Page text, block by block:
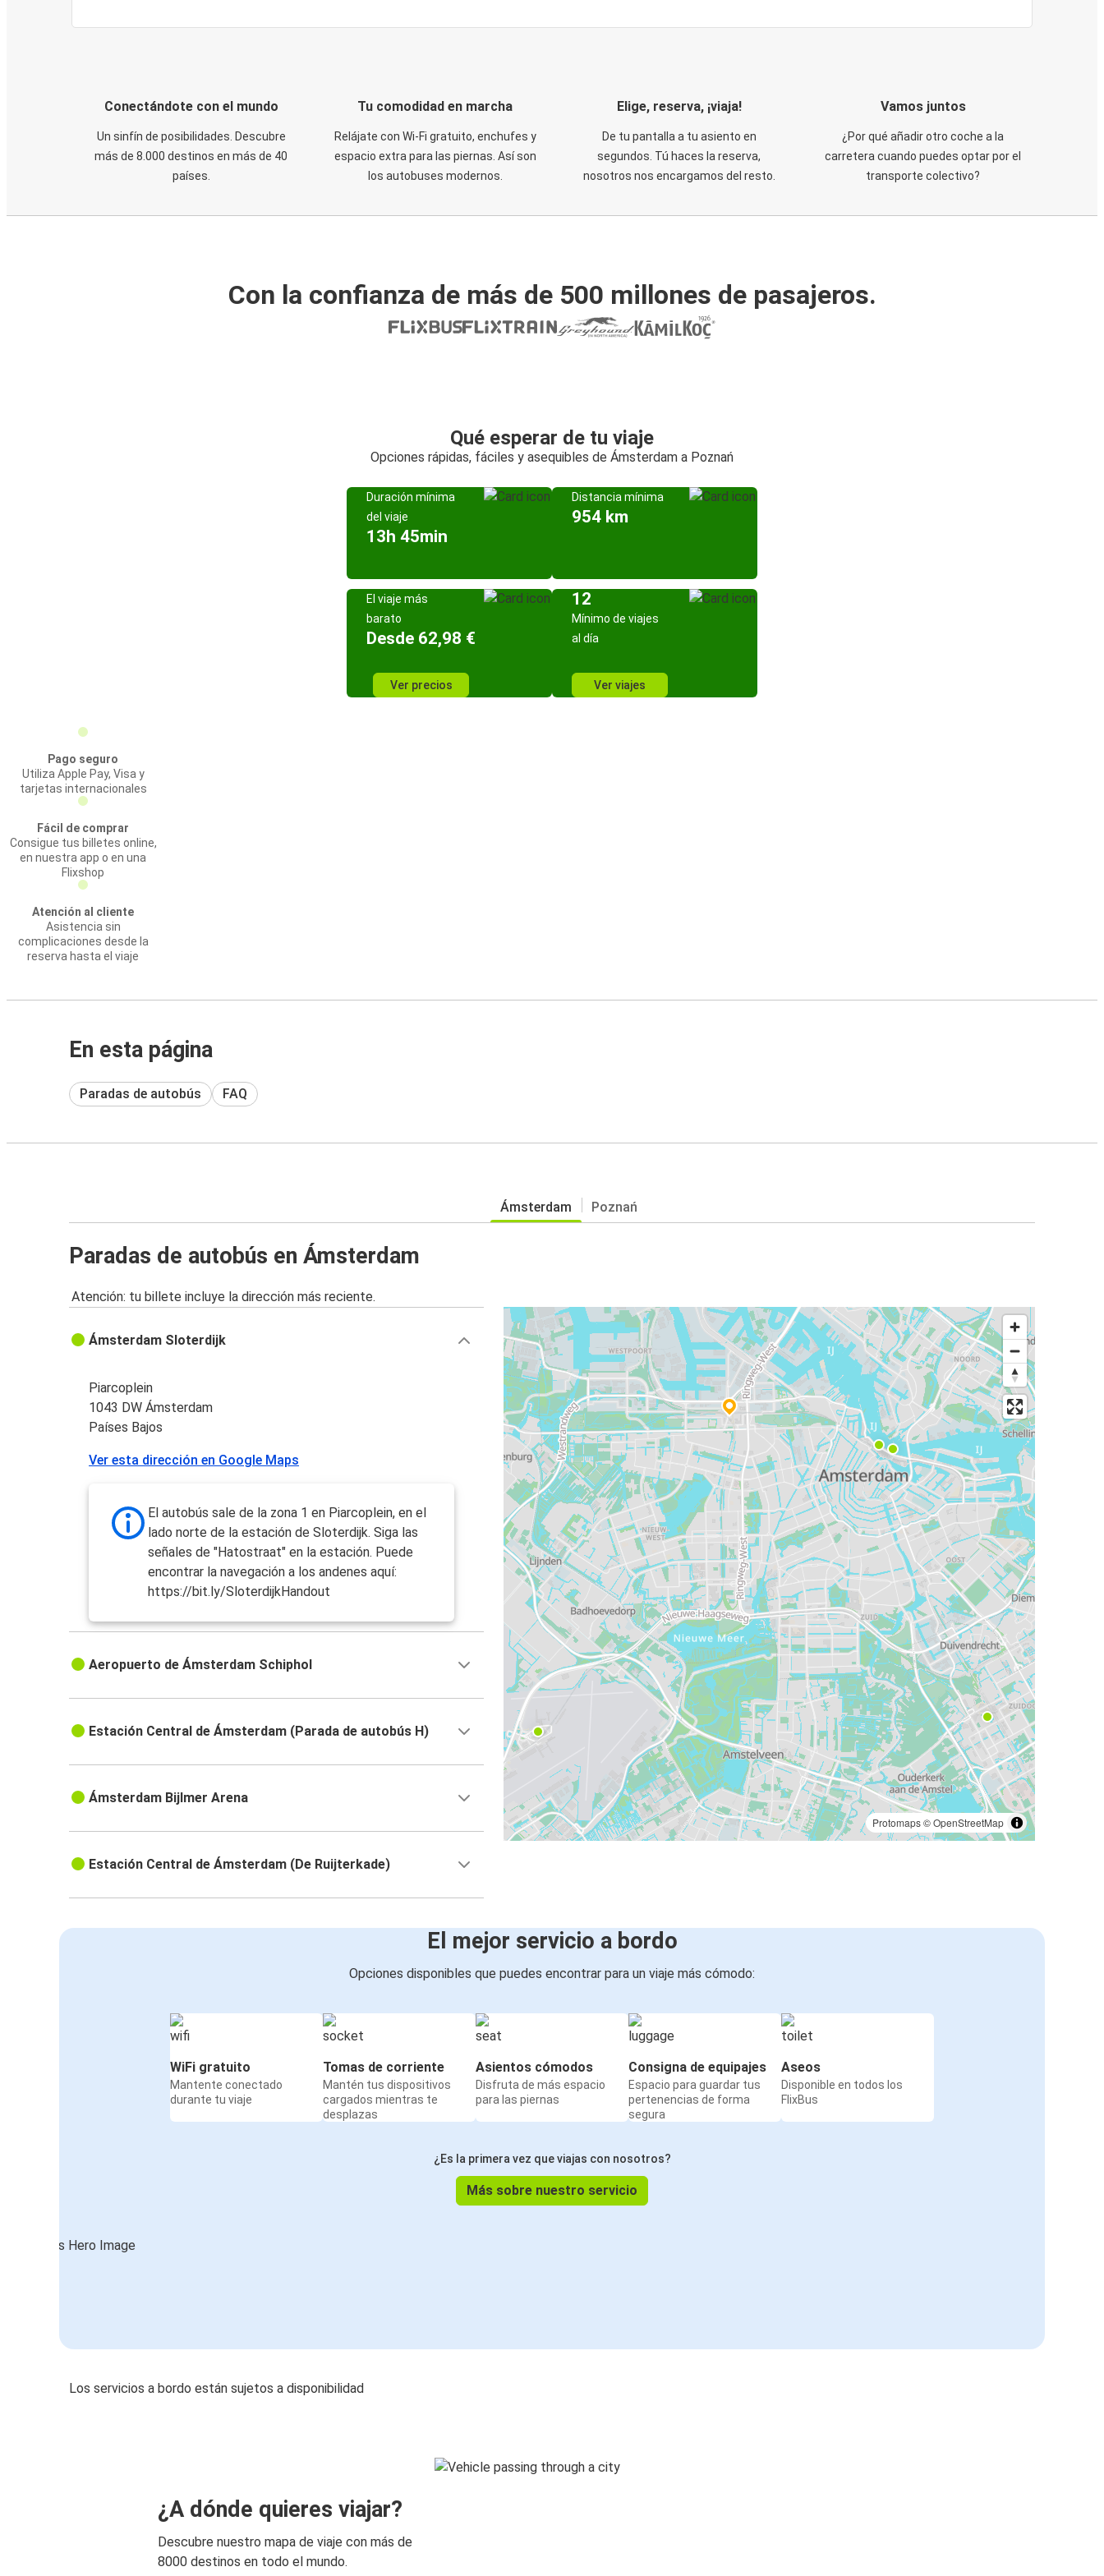
Conectándote con el mundo
Un sinfín de posibilidades. Descubre
más de 8.000 destinos en más de 40
países.
Tu comodidad en marcha
Relájate con Wi-Fi gratuito, enchufes y
espacio extra para las piernas. Así son
los autobuses modernos.
Elige, reserva, ¡viaja!
De tu pantalla a tu asiento en
segundos. Tú haces la reserva,
nosotros nos encargamos del resto.
Vamos juntos
¿Por qué añadir otro coche a la
carretera cuando puedes optar por el
transporte colectivo?
Con la confianza de más de 500 millones de pasajeros.
Qué esperar de tu viaje
Opciones rápidas, fáciles y asequibles de Ámsterdam a Poznań
Duración mínima
del viaje
13h 45min
Distancia mínima
954 km
El viaje más
barato
Desde 62,98 €
Ver precios
12
Mínimo de viajes
al día
Ver viajes
Pago seguro
Utiliza Apple Pay, Visa y
tarjetas internacionales
Fácil de comprar
Consigue tus billetes online,
en nuestra app o en una
Flixshop
Atención al cliente
Asistencia sin
complicaciones desde la
reserva hasta el viaje
En esta página
Paradas de autobús FAQ
Ámsterdam Poznań
Paradas de autobús en Ámsterdam
Atención: tu billete incluye la dirección más reciente.
Protomaps©OpenStreetMap
Ámsterdam Sloterdijk
Piarcoplein
1043 DW Ámsterdam
Países Bajos
Ver esta dirección en Google Maps
El autobús sale de la zona 1 en Piarcoplein, en el
lado norte de la estación de Sloterdijk. Siga las
señales de "Hatostraat" en la estación. Puede
encontrar la navegación a los andenes aquí:
https://bit.ly/SloterdijkHandout
Aeropuerto de Ámsterdam Schiphol
Estación Central de Ámsterdam (Parada de autobús H)
Ámsterdam Bijlmer Arena
Estación Central de Ámsterdam (De Ruijterkade)
El mejor servicio a bordo
Opciones disponibles que puedes encontrar para un viaje más cómodo:
WiFi gratuito
Mantente conectado
durante tu viaje
Tomas de corriente
Mantén tus dispositivos
cargados mientras te
desplazas
Asientos cómodos
Disfruta de más espacio
para las piernas
Consigna de equipajes
Espacio para guardar tus
pertenencias de forma
segura
Aseos
Disponible en todos los
FlixBus
¿Es la primera vez que viajas con nosotros?
Más sobre nuestro servicio
Los servicios a bordo están sujetos a disponibilidad
¿A dónde quieres viajar?
Descubre nuestro mapa de viaje con más de
8000 destinos en todo el mundo.